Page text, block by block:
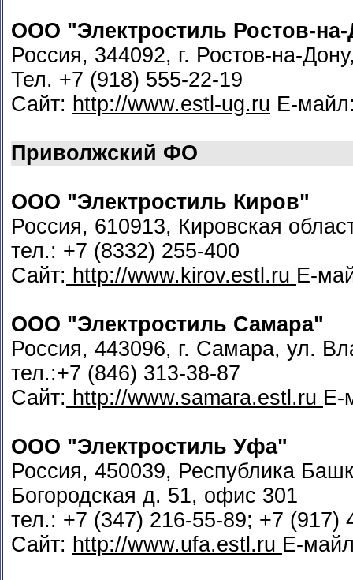
ООО "Электростиль Ростов-
Россия, 344092, г. Ростов-на-
Тел. +7 (918) 555-22-19
Сайт: http://www.estl-ug.ru Е-
Приволжский ФО
ООО "Электростиль Киров"
Россия, 610913, Кировская
тел.: +7 (8332) 255-400
Сайт: http://www.kirov.estl.ru Е-
ООО "Электростиль Самара"
Россия, 443096, г. Самара, ул.
тел.:+7 (846) 313-38-87
Сайт: http://www.samara.estl.ru Е-
ООО "Электростиль Уфа"
Россия, 450039, Республика
Богородская д. 51, офис 301
тел.: +7 (347) 216-55-89; +7 (917)
Сайт: http://www.ufa.estl.ru Е-